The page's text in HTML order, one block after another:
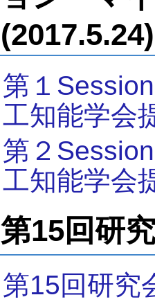
(2017.5.24)
第１
工知能学会
第２
工知能学会
第15回研
第15回研究